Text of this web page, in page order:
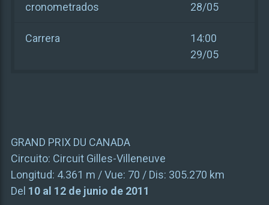
cronometrados
28/05
Carrera
14:00
29/05
GRAND PRIX DU CANADA
Circuito: Circuit Gilles-Villeneuve
Longitud: 4.361 m / Vue: 70 / Dis: 305.270 km
Del 10 al 12 de junio de 2011